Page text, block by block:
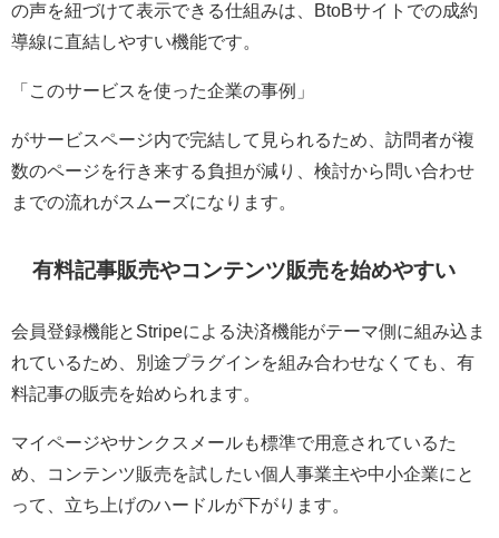
の声を紐づけて表示できる仕組みは、BtoBサイトでの成約
導線に直結しやすい機能です。
「このサービスを使った企業の事例」
がサービスページ内で完結して見られるため、訪問者が複
数のページを行き来する負担が減り、検討から問い合わせ
までの流れがスムーズになります。
有料記事販売やコンテンツ販売を始めやすい
会員登録機能とStripeによる決済機能がテーマ側に組み込ま
れているため、別途プラグインを組み合わせなくても、有
料記事の販売を始められます。
マイページやサンクスメールも標準で用意されているた
め、コンテンツ販売を試したい個人事業主や中小企業にと
って、立ち上げのハードルが下がります。